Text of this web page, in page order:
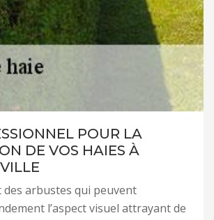
POUR LA
DE VOS HAIES À
des arbustes qui peuvent
l’aspect visuel attrayant de